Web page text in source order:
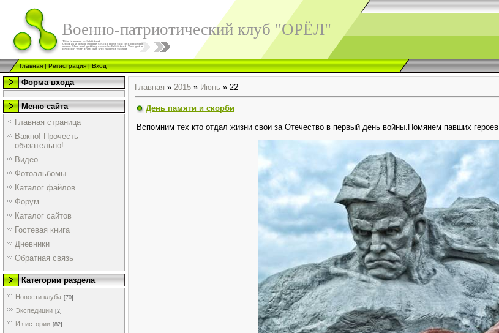
Военно-патриотический клуб "ОРЁЛ"
Главная|Регистрация|Вход
Форма входа
Меню сайта
Главная страница
Важно! Прочесть
обязательно!
Видео
Фотоальбомы
Каталог файлов
Форум
Каталог сайтов
Гостевая книга
Дневники
Обратная связь
Категории раздела
Новости клуба [70]
Экспедиции [2]
Из истории [82]
Главная » 2015 » Июнь » 22
День памяти и скорби
Вспомним тех кто отдал жизни свои за Отечество в первый день войны.Помянем павших героев.